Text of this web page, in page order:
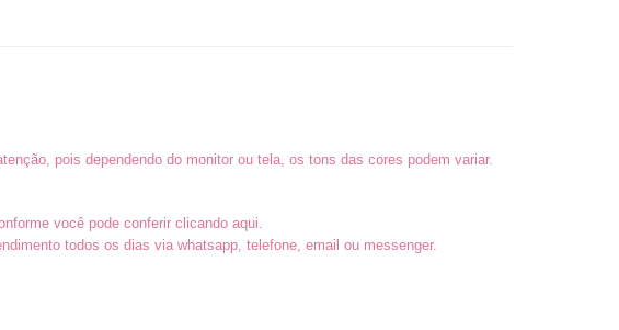
pois dependendo do monitor ou tela, os tons das cores podem variar.
você pode conferir clicando aqui
todos os dias via whatsapp, telefone, email ou messenger.